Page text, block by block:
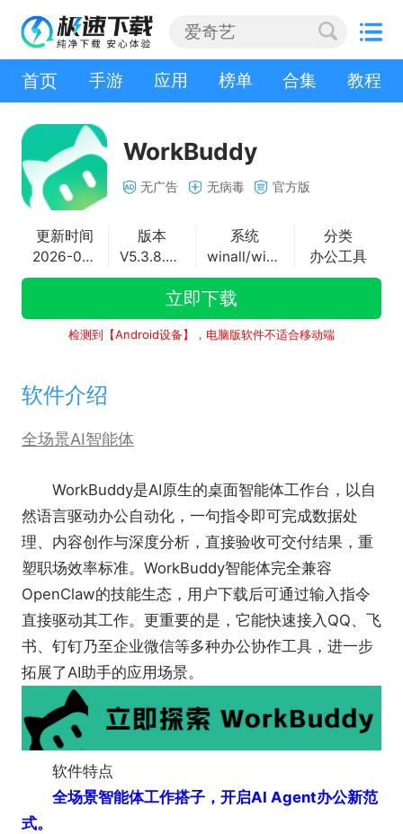
首页 手游 应用 榜单 合集 教程
WorkBuddy
无广告 无病毒 官方版
更新时间
2026-08-05
版本
V5.3.8.34705286
系统
winall/win7/win10/win11
分类
办公工具
立即下载
检测到【Android设备】，电脑版软件不适合移动端
软件介绍
全场景AI智能体
WorkBuddy是AI原生的桌面智能体工作台，以自
然语言驱动办公自动化，一句指令即可完成数据处
理、内容创作与深度分析，直接验收可交付结果，重
塑职场效率标准。WorkBuddy智能体完全兼容
OpenClaw的技能生态，用户下载后可通过输入指令
直接驱动其工作。更重要的是，它能快速接入QQ、飞
书、钉钉乃至企业微信等多种办公协作工具，进一步
拓展了AI助手的应用场景。
软件特点
全场景智能体工作搭子，开启AI Agent办公新范
式。